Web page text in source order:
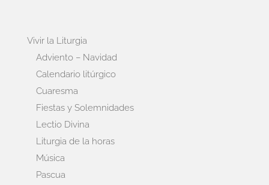
Vivir la Liturgia
Adviento – Navidad
Calendario litúrgico
Cuaresma
Fiestas y Solemnidades
Lectio Divina
Liturgia de la horas
Música
Pascua